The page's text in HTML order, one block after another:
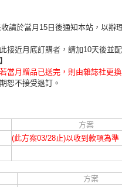
請於當月15日後通知本站，以辦
接近月底訂購者，請加10天後並
若當月贈品已送完，則由雜誌社更
恕不接受退訂。
方案
(此方案03/28止)以收到款項為準
方案